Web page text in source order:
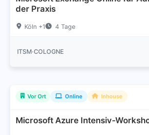
der Praxis
Köln +1 4 Tage
ITSM·COLOGNE
Vor Ort Online Inhouse
Microsoft Azure Intensiv-